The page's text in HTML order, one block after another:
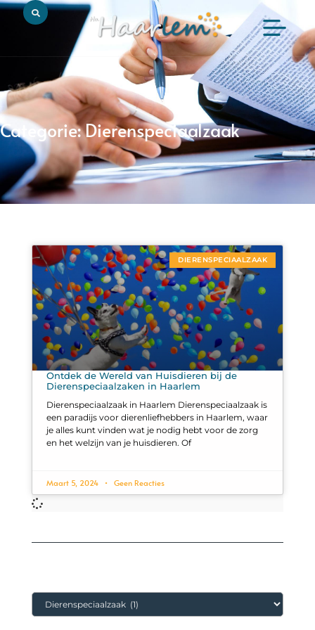
Categorie: Dierenspeciaalzaak
DIERENSPECIAALZAAK
Ontdek de Wereld van Huisdieren bij de
Dierenspeciaalzaken in Haarlem
Dierenspeciaalzaak in Haarlem Dierenspeciaalzaak is
een paradijs voor dierenliefhebbers in Haarlem, waar
je alles kunt vinden wat je nodig hebt voor de zorg
en het welzijn van je huisdieren. Of
Maart 5, 2024 Geen Reacties